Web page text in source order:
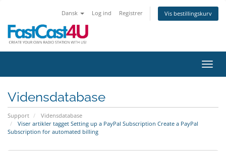
Dansk Log ind Registrer Vis bestillingskurv
Skift
Vidensdatabase
Support
Vidensdatabase
Viser artikler tagget Setting up a PayPal Subscription Create a PayPal
Subscription for automated billing